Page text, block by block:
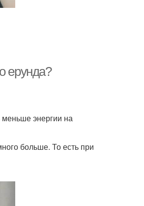
ерунда?
меньше энергии на
больше. То есть при